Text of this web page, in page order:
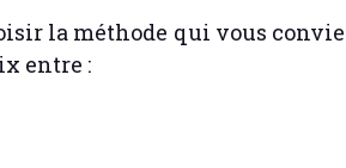
la méthode qui vous
entre :